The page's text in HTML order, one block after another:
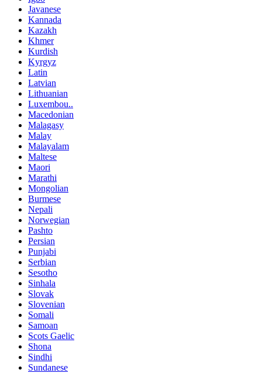
Javanese
Kannada
Kazakh
Khmer
Kurdish
Kyrgyz
Latin
Latvian
Lithuanian
Luxembou..
Macedonian
Malagasy
Malay
Malayalam
Maltese
Maori
Marathi
Mongolian
Burmese
Nepali
Norwegian
Pashto
Persian
Punjabi
Serbian
Sesotho
Sinhala
Slovak
Slovenian
Somali
Samoan
Scots Gaelic
Shona
Sindhi
Sundanese